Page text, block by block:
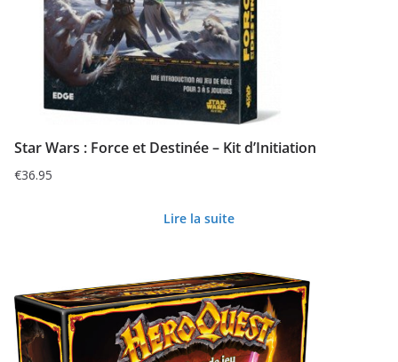
Star Wars : Force et Destinée – Kit d’Initiation
€36.95
Lire la suite